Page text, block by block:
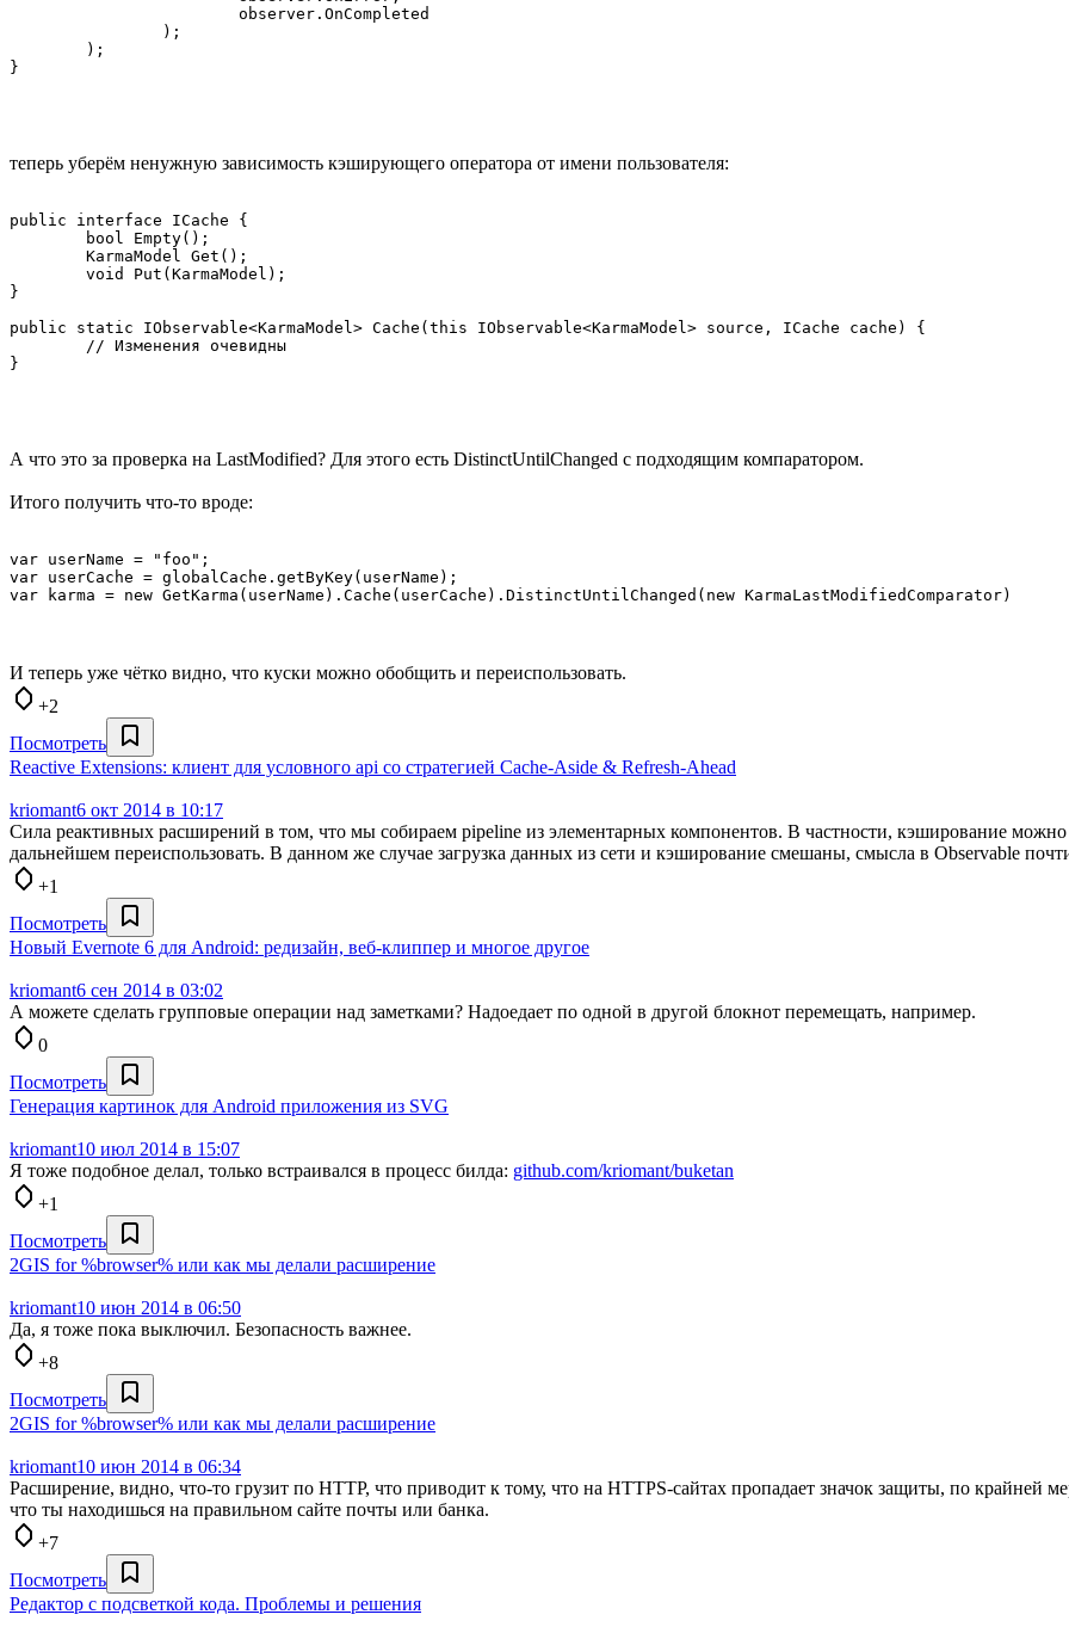
}
теперь уберём ненужную зависимость кэширующего оператора от имени пользователя:
public interface ICache {
}
public static IObservable<KarmaModel> Cache(this IObservable<KarmaModel> source, ICache cache) {
}
А что это за проверка на LastModified? Для этого есть DistinctUntilChanged с подходящим компаратором.
Итого получить что-то вроде:
var userName = "foo";
var userCache = globalCache.getByKey(userName);
И теперь уже чётко видно, что куски можно обобщить и переиспользовать.
+2
Посмотреть
Reactive Extensions: клиент для условного api со стратегией Cache-Aside & Refresh-Ahead
kriomant6 окт 2014 в 10:17
Сила реактивных расширений в том, что мы собираем pipeline из элементарных компонентов. В частности, кэширование можно
дальнейшем переиспользовать. В данном же случае загрузка данных из сети и кэширование смешаны, смысла в Observable
+1
Посмотреть
Новый Evernote 6 для Android: редизайн, веб-клиппер и многое другое
kriomant6 сен 2014 в 03:02
А можете сделать групповые операции над заметками? Надоедает по одной в другой блокнот перемещать, например.
0
Посмотреть
Генерация картинок для Android приложения из SVG
kriomant10 июл 2014 в 15:07
Я тоже подобное делал, только встраивался в процесс билда: github.com/kriomant/buketan
+1
Посмотреть
2GIS for %browser% или как мы делали расширение
kriomant10 июн 2014 в 06:50
Да, я тоже пока выключил. Безопасность важнее.
+8
Посмотреть
2GIS for %browser% или как мы делали расширение
kriomant10 июн 2014 в 06:34
Расширение, видно, что-то грузит по HTTP, что приводит к тому, что на HTTPS-сайтах пропадает значок защиты, по крайней
что ты находишься на правильном сайте почты или банка.
+7
Посмотреть
Редактор с подсветкой кода. Проблемы и решения